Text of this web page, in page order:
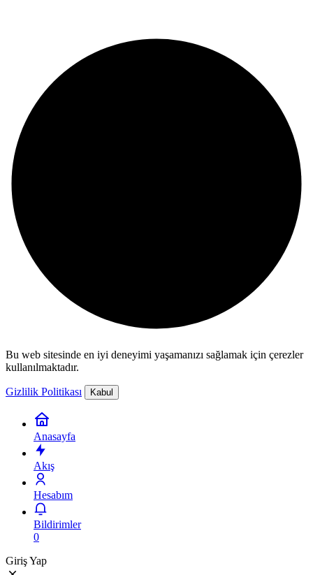
Bu web sitesinde en iyi deneyimi yaşamanızı sağlamak için çerezler
kullanılmaktadır.
Gizlilik Politikası Kabul
Anasayfa
Akış
Hesabım
Bildirimler
0
Giriş Yap